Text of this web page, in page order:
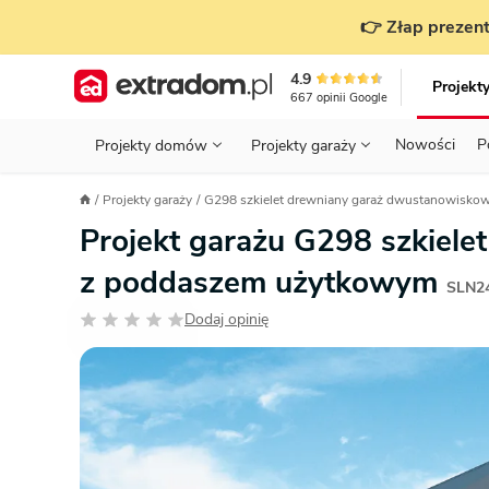
👉 Złap
4.9
667 opinii Google
Projekty domów Projekty garaży Nowości
Projekty domów Projekty garaży
Parterowe Piętrowe do 70 m²
KONDYGNACJE
POWIERZCHNIA
GARAŻ
DACH
KONSTRUKCJA
STYL
ZABUDOWA
STANOWISKA
TYP
DACH
PRZED BUDOWĄ - ETAP 1
Działka
WYBIERAM PROJEKT - ETAP 2
BUDUJĘ DOM - ETAP 3
URZĄDZAM DOM - ETAP 4
PRZEPISY I FORMALNOŚCI
FINANSE I KOSZTY
OZE
Projekty garaży G298 szkielet drewniany garaż
Projekt garażu G298
z poddaszem użytkowym
Dodaj opinię